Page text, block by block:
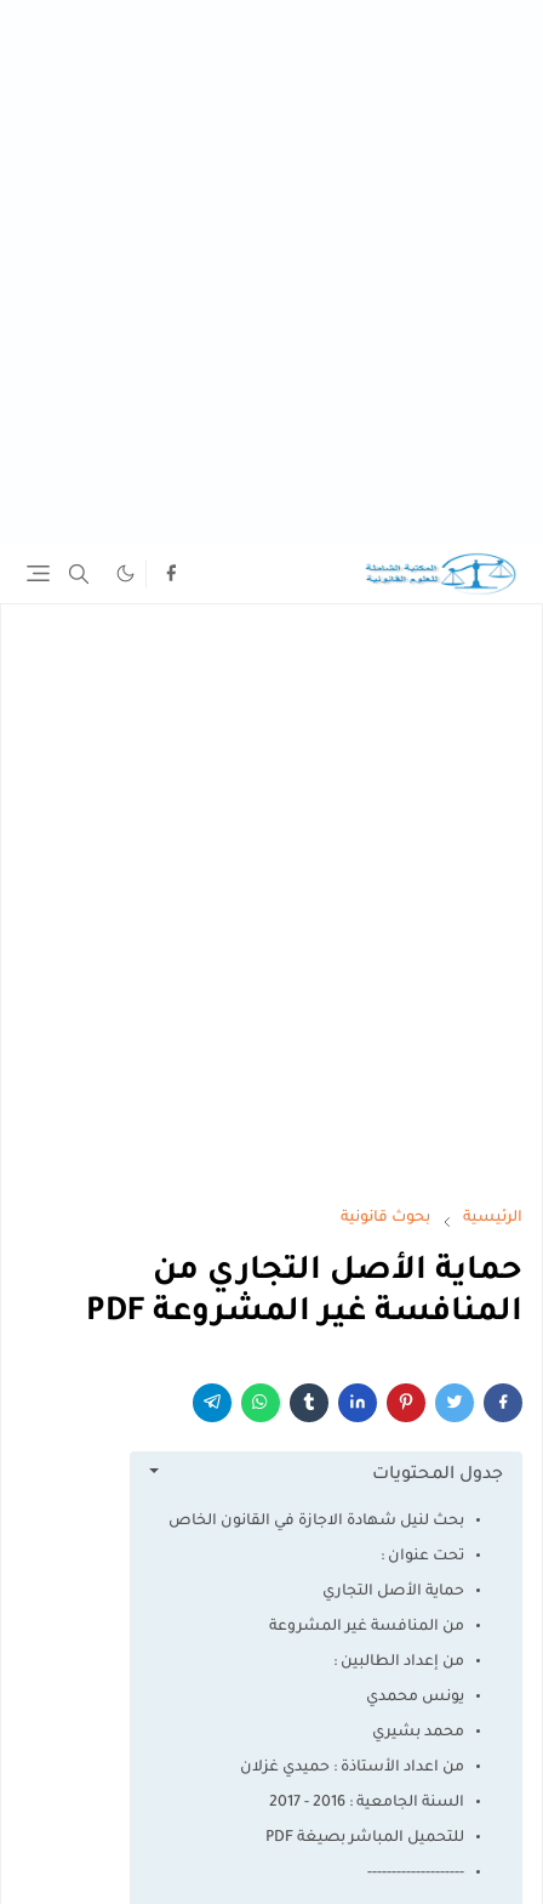
الرئيسية بحوث قانونية
حماية الأصل التجاري من
المنافسة غير المشروعة PDF
جدول المحتويات
بحث لنيل شهادة الاجازة في القانون الخاص
تحت عنوان :
حماية الأصل التجاري
من المنافسة غير المشروعة
من إعداد الطالبين :
يونس محمدي
محمد بشيري
من اعداد الأستاذة : حميدي غزلان
السنة الجامعية : 2016 - 2017
للتحميل المباشر بصيغة PDF
--------------------